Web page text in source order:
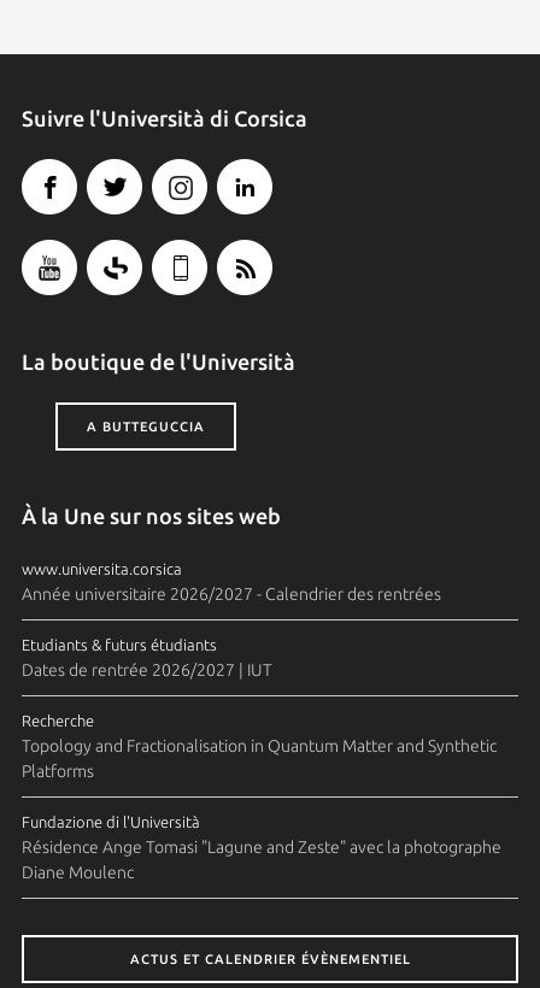
Suivre l'Università di Corsica
La boutique de l'Università
A BUTTEGUCCIA
À la Une sur nos sites web
www.universita.corsica
Année universitaire 2026/2027 - Calendrier des rentrées
Etudiants & futurs étudiants
Dates de rentrée 2026/2027 | IUT
Recherche
Topology and Fractionalisation in Quantum Matter and Synthetic
Platforms
Fundazione di l'Università
Résidence Ange Tomasi "Lagune and Zeste" avec la photographe
Diane Moulenc
ACTUS ET CALENDRIER ÉVÈNEMENTIEL